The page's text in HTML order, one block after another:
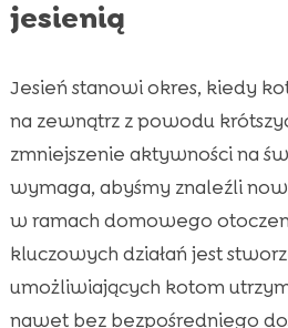
jesienią
Jesień stanowi okres, kiedy
na zewnątrz z powodu
zmniejszenie aktywności na
wymaga, abyśmy znaleźli
w ramach domowego
kluczowych działań jest
umożliwiających kotom
nawet bez bezpośredniego